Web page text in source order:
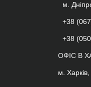
м.
+38
+38
ОФІС В
м.